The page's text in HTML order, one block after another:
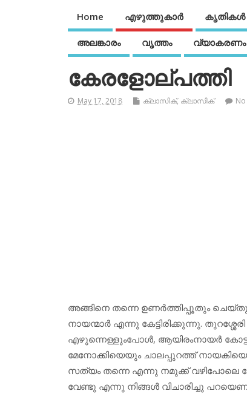
Home എഴുത്തുകാര്‍ കൃതികൾ
അലങ്കാരം വൃത്തം വ്യാകരണം
കേരളോല്പത്തി
May 17, 2018 ക്ലാസിക്, ക്ലാസിക്‌
അങ്ങിനെ തന്നെ ഉണർത്തിപ്പൂതും ചെയ്തു.
നായന്മാർ എന്നു കേട്ടിരിക്കുന്നു.
എഴുന്നെള്ളുംപോൾ, ആയിരംനായർ കോട്ട
മേനോക്കിയെയും ചാലപ്പുറത്ത്
സത്യം തന്നെ എന്നു നമുക്ക് വഴിപോലെ
വേണ്ടു എന്നു നിങ്ങൾ വിചാരിച്ചു